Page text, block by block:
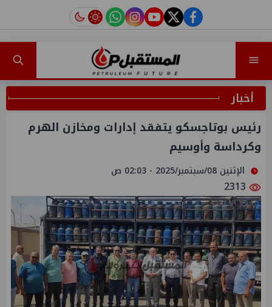
facebook
twitter
youtube
instagram
tiktok
أخبار
رئيس بوتاجسكو يتفقد إدارات ومخازن الهرم
وكرداسة وأوسيم
الإثنين 08/سبتمبر/2025 - 02:03 ص